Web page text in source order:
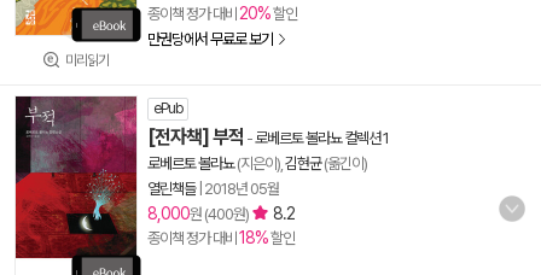
미리읽기
종이책 정가 대비 20%할인
만권당에서 무료로 보기
ePub
[전자책] 부적 -로베르토 볼라뇨 컬렉션 1
로베르토 볼라뇨(지은이), 김현균(옮긴이)
열린책들| 2018년 05월
8,000원 (400원) 8.2
종이책 정가 대비 18%할인